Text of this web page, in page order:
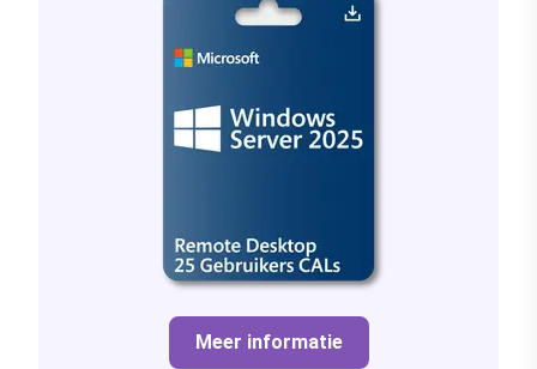
Meer informatie